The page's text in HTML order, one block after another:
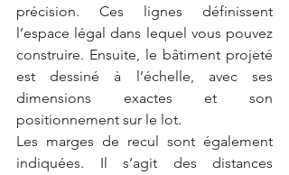
précision. Ces lignes définissent
l’espace légal dans lequel vous pouvez
construire. Ensuite, le bâtiment projeté
est dessiné à l’échelle, avec ses
dimensions exactes et son
positionnement sur le lot.
Les marges de recul sont également
indiquées. Il s’agit des distances